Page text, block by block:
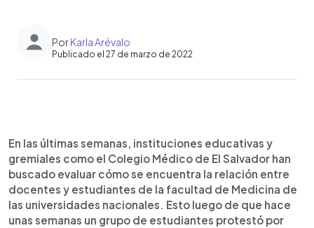
PorKarla Arévalo
Publicado el 27 de marzo de 2022
► Escuchar artículo
En las últimas semanas, instituciones educativas y
gremiales como el Colegio Médico de El Salvador han
buscado evaluar cómo se encuentra la relación entre
docentes y estudiantes de la facultad de Medicina de
las universidades nacionales. Esto luego de que hace
unas semanas un grupo de estudiantes protestó por